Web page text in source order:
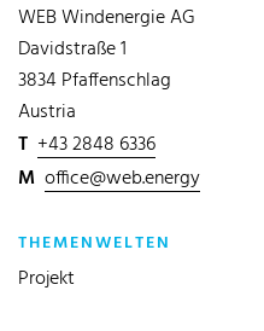
WEB Windenergie AG
Davidstraße 1
3834 Pfaffenschlag
Austria
T +43 2848 6336
M office@web.energy
THEMENWELTEN
Projekt